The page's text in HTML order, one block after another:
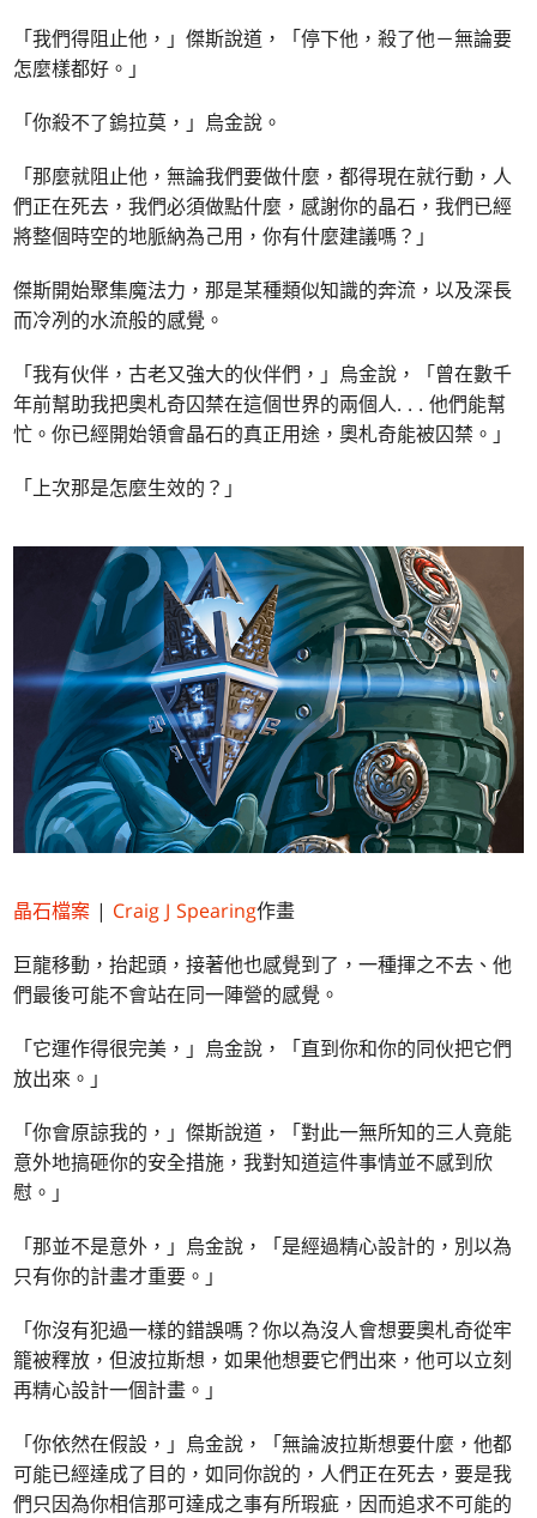
「我們得阻止他，」傑斯說道，「停下他，殺了他－無論要
怎麼樣都好。」
「你殺不了鎢拉莫，」烏金說。
「那麼就阻止他，無論我們要做什麼，都得現在就行動，人
們正在死去，我們必須做點什麼，感謝你的晶石，我們已經
將整個時空的地脈納為己用，你有什麼建議嗎？」
傑斯開始聚集魔法力，那是某種類似知識的奔流，以及深長
而冷冽的水流般的感覺。
「我有伙伴，古老又強大的伙伴們，」烏金說，「曾在數千
年前幫助我把奧札奇囚禁在這個世界的兩個人. . . 他們能幫
忙。你已經開始領會晶石的真正用途，奧札奇能被囚禁。」
「上次那是怎麼生效的？」
晶石檔案 | Craig J Spearing作畫
巨龍移動，抬起頭，接著他也感覺到了，一種揮之不去、他
們最後可能不會站在同一陣營的感覺。
「它運作得很完美，」烏金說，「直到你和你的同伙把它們
放出來。」
「你會原諒我的，」傑斯說道，「對此一無所知的三人竟能
意外地搞砸你的安全措施，我對知道這件事情並不感到欣
慰。」
「那並不是意外，」烏金說，「是經過精心設計的，別以為
只有你的計畫才重要。」
「你沒有犯過一樣的錯誤嗎？你以為沒人會想要奧札奇從牢
籠被釋放，但波拉斯想，如果他想要它們出來，他可以立刻
再精心設計一個計畫。」
「你依然在假設，」烏金說，「無論波拉斯想要什麼，他都
可能已經達成了目的，如同你說的，人們正在死去，要是我
們只因為你相信那可達成之事有所瑕疵，因而追求不可能的